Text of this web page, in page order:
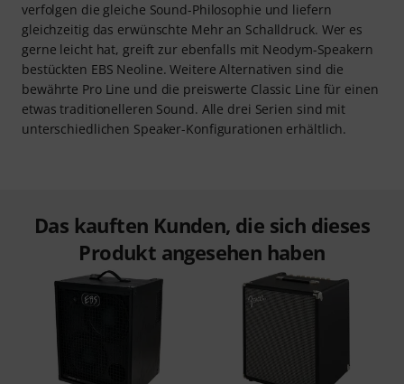
verfolgen die gleiche Sound-Philosophie und liefern
gleichzeitig das erwünschte Mehr an Schalldruck. Wer es
gerne leicht hat, greift zur ebenfalls mit Neodym-Speakern
bestückten EBS Neoline. Weitere Alternativen sind die
bewährte Pro Line und die preiswerte Classic Line für einen
etwas traditionelleren Sound. Alle drei Serien sind mit
unterschiedlichen Speaker-Konfigurationen erhältlich.
Das kauften Kunden, die sich dieses
Produkt angesehen haben